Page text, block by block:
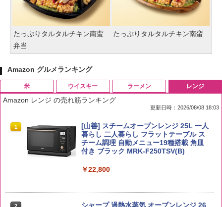
たっぷりタルタルチキン南蛮
弁当
たっぷりタルタルチキン南蛮
Amazon グルメランキング
米
1 by Amazon 国産ブレンド米 精米 5kg
￥2,650
kg 業務用 お米マイスターブレンド
ウイスキー
1
ブラックニッカ ニッカ Nikka ウィスキ
ー4000ml ブラックニッカクリア ウヰス
キー 【日本 アサヒ ウィスキー】 大容量
お得 4リットル
￥4,358
角瓶 2700ml サントリー ウイスキー ハ
ラーメン
1
チキンラーメン どんぶり 85g×12個 日清
食品 インスタント カップ麺
￥1,939
レンジ
Amazon レンジ の売れ筋ランキング
更新日時：2026/08/08 18:03
1
[山善] スチームオーブンレンジ 25L 一人
暮らし 二人暮らし フラットテーブル ス
チーム調理 自動メニュー19種搭載 角皿
付き ブラック MRK-F250TSV(B)
￥22,800
シャープ 過熱水蒸気 オーブンレンジ 26